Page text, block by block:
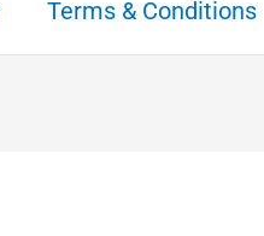
Terms & Conditions